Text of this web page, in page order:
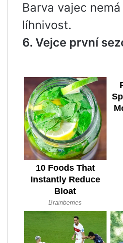
Barva vajec
líhnivost.
6. Vejce první